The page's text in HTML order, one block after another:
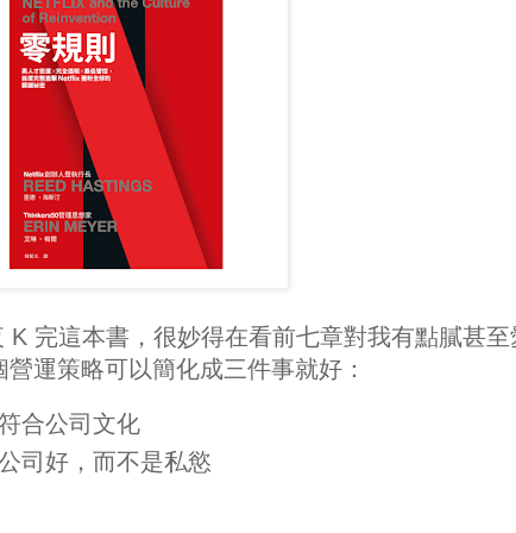
完這本書，很妙得在看前七章對我有點膩甚至
運策略可以簡化成三件事就好：
合公司文化
司好，而不是私慾